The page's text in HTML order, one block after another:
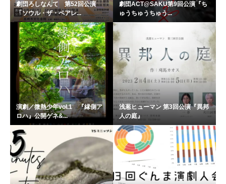
劇団ろしなんて 第52回公演
「ソウル・ザ・ペアレ...
劇団ACT@SAKU第9回公演『ち
ゅうちゅうちゅう...
演劇／微熱少年vol.1 『縁側ア
ロハ』公開ゲネ&...
浅葱ヒューマン 第3回公演『異邦
人の庭』